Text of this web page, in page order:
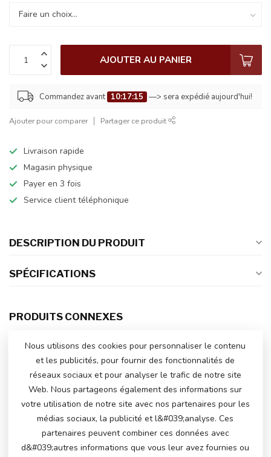
AJOUTER AU PANIER
Commandez avant 10:17:15 —> sera expédié aujourd'hui!
Ajouter pour comparer Partager ce produit
Livraison rapide
Magasin physique
Payer en 3 fois
Service client téléphonique
DESCRIPTION DU PRODUIT
SPÉCIFICATIONS
PRODUITS CONNEXES
BMW M5 Voiture électrique
pour enfants 24 volts
En stock
€329,00
AVEZ-VOUS DES QUESTIONS SUR CE
PRODUIT?
N'hésitez pas à contacter notre service client
info@atoys.nl
Nous utilisons des cookies pour personnaliser le contenu
et les publicités, pour fournir des fonctionnalités de
réseaux sociaux et pour analyser le trafic de notre site
Web. Nous partageons également des informations sur
votre utilisation de notre site avec nos partenaires pour les
médias sociaux, la publicité et l&#039;analyse. Ces
partenaires peuvent combiner ces données avec
d&#039;autres informations que vous leur avez fournies ou